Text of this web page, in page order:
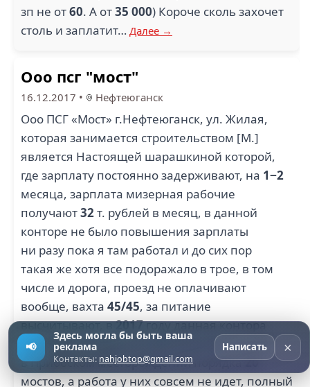
зп не от60. А от35 000) Короче сколь захочет
столь и заплатит… Далее →
Ооо псг "мост"
16.12.2017 • Нефтеюганск
Ооо ПСГ «Мост» г.Нефтеюганск, ул. Жилая,
которая занимается строительством [М.]
является Настоящей шарашкиной которой,
где зарплату постоянно задерживают, на 1−2
месяца, зарплата мизерная рабочие
получают32т. рублей в месяц, в данной
конторе не было повышения зарплаты
ни разу пока я там работал и до сих пор
такая же хотя все подоражало в трое, в том
числе и дорога, проезд не оплачивают
вообще, вахта 45/45, за питание
высчитывают, в2017году данная контора
выйграла тендры на строительство мостов
в Приобском месторождении порядка20
мостов, а работа у них совсем не идет, полный
📢
Здесь могла бы быть ваша
реклама
Контакты: nahjobtop@gmail.com
Написать ×